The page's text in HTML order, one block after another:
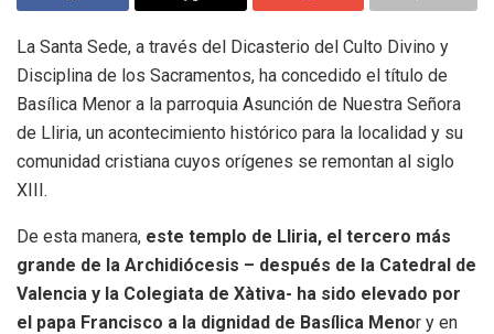
La Santa Sede, a través del Dicasterio del Culto Divino y
Disciplina de los Sacramentos, ha concedido el título de
Basílica Menor a la parroquia Asunción de Nuestra Señora
de Lliria, un acontecimiento histórico para la localidad y su
comunidad cristiana cuyos orígenes se remontan al siglo
XIII.
De esta manera, este templo de Lliria, el tercero más
grande de la Archidiócesis – después de la Catedral de
Valencia y la Colegiata de Xàtiva- ha sido elevado por
el papa Francisco a la dignidad de Basílica Menor y en